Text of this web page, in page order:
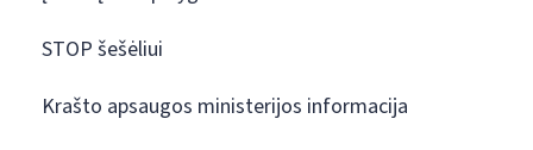
STOP šešėliui
Krašto apsaugos ministerijos informacija